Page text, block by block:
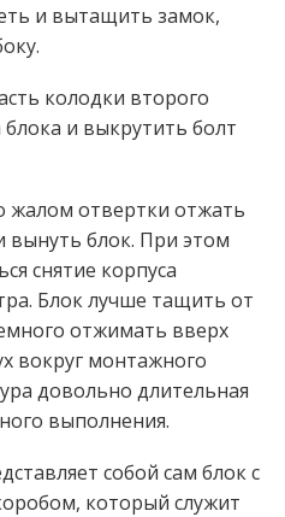
и вытащить замок,
колодки второго
блока и выкрутить болт
жалом отвертки отжать
вынуть блок. При этом
снятие корпуса
Блок лучше тащить от
отжимать вверх
вокруг монтажного
довольно длительная
выполнения.
собой сам блок с
который служит